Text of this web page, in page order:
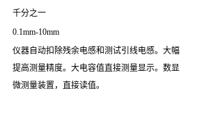
千分之一
0.1mm-10mm
仪器自动扣除残余电感和测试引线电感。大幅
提高测量精度。大电容值直接测量显示。数显
微测量装置，直接读值。